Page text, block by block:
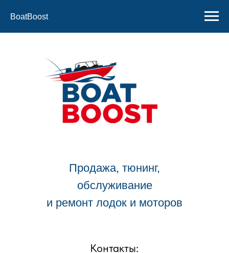
BoatBoost
г. Рыбинск, улица Большая
Контакты:
+7 910 533 50 58
Продажа, тюнинг,